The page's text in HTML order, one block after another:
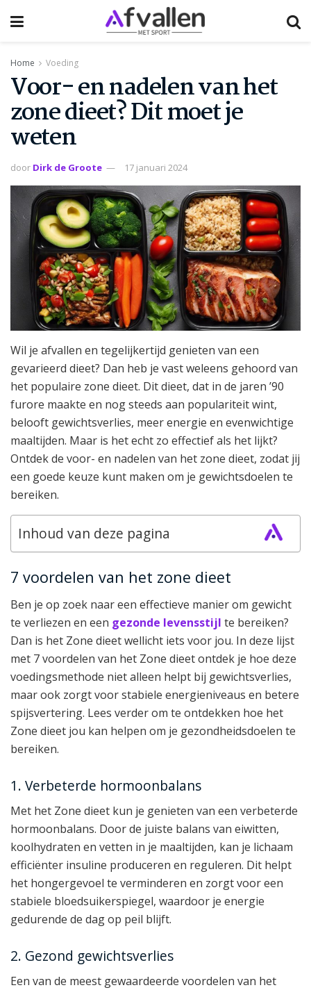
Home Voeding
Voor- en nadelen van het
zone dieet? Dit moet je
weten
door Dirk de Groote 17 januari 2024
Wil je afvallen en tegelijkertijd genieten van een
gevarieerd dieet? Dan heb je vast weleens gehoord van
het populaire zone dieet. Dit dieet, dat in de jaren ’90
furore maakte en nog steeds aan populariteit wint,
belooft gewichtsverlies, meer energie en evenwichtige
maaltijden. Maar is het echt zo effectief als het lijkt?
Ontdek de voor- en nadelen van het zone dieet, zodat jij
een goede keuze kunt maken om je gewichtsdoelen te
bereiken.
Inhoud van deze pagina
7 voordelen van het zone dieet
Ben je op zoek naar een effectieve manier om gewicht
te verliezen en een gezonde levensstijl te bereiken?
Dan is het Zone dieet wellicht iets voor jou. In deze lijst
met 7 voordelen van het Zone dieet ontdek je hoe deze
voedingsmethode niet alleen helpt bij gewichtsverlies,
maar ook zorgt voor stabiele energieniveaus en betere
spijsvertering. Lees verder om te ontdekken hoe het
Zone dieet jou kan helpen om je gezondheidsdoelen te
bereiken.
1. Verbeterde hormoonbalans
Met het Zone dieet kun je genieten van een verbeterde
hormoonbalans. Door de juiste balans van eiwitten,
koolhydraten en vetten in je maaltijden, kan je lichaam
efficiënter insuline produceren en reguleren. Dit helpt
het hongergevoel te verminderen en zorgt voor een
stabiele bloedsuikerspiegel, waardoor je energie
gedurende de dag op peil blijft.
2. Gezond gewichtsverlies
Een van de meest gewaardeerde voordelen van het